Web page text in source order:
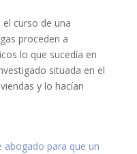
curso de una
proceden a
lo que sucedía en
situada en el
y lo hacían